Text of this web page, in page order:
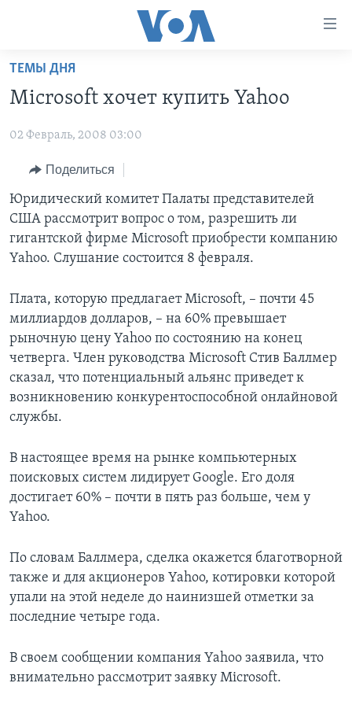
Перейти
основной
Перейти
навигации
Перейти
поиск
АМЕРИКА
НОВОСТИ ЗА МИНУТУ
ИТОГИ
ПОЧЕМУ ЭТО ВАЖНО?
ДИСКУССИЯ VOA
НЬЮ-ЙОРК NEW YORK
АМЕРИКА. БОЛЬШОЕ ПУТЕШЕСТВИЕ
ПРОЕКТЫ
УЧИМ АНГЛИЙСКИЙ
НАША АМЕРИКАНСКАЯ ИСТОРИЯ
А КАК В АМЕРИКЕ?
АРТЕФАКТЫ
ЭКСПЕРТИЗА
ИНТЕРВЬЮ
ФАКТЫ ПРОТИВ ФЕЙКОВ
ЗА СВОБОДУ ПРЕССЫ
ВИДЕО
ПОДПИСКА НА НОВОСТИ
Learning English
СОЦИАЛЬНЫЕ СЕТИ
Языки
ТЕМЫ ДНЯ
Microsoft хочет купить Yahoo
02 Февраль, 2008 03:00
Поделиться
Юридический комитет Палаты представителей
США рассмотрит вопрос о том, разрешить ли
гигантской фирме Microsoft приобрести компанию
Yahoo. Слушание состоится 8 февраля.
Плата, которую предлагает Microsoft, – почти 45
миллиардов долларов, – на 60% превышает
рыночную цену Yahoo по состоянию на конец
четверга. Член руководства Microsoft Стив Баллмер
сказал, что потенциальный альянс приведет к
возникновению конкурентоспособной онлайновой
службы.
В настоящее время на рынке компьютерных
поисковых систем лидирует Google. Его доля
достигает 60% – почти в пять раз больше, чем у
Yahoo.
По словам Баллмера, сделка окажется благотворной
также и для акционеров Yahoo, котировки которой
упали на этой неделе до наинизшей отметки за
последние четыре года.
В своем сообщении компания Yahoo заявила, что
внимательно рассмотрит заявку Microsoft.